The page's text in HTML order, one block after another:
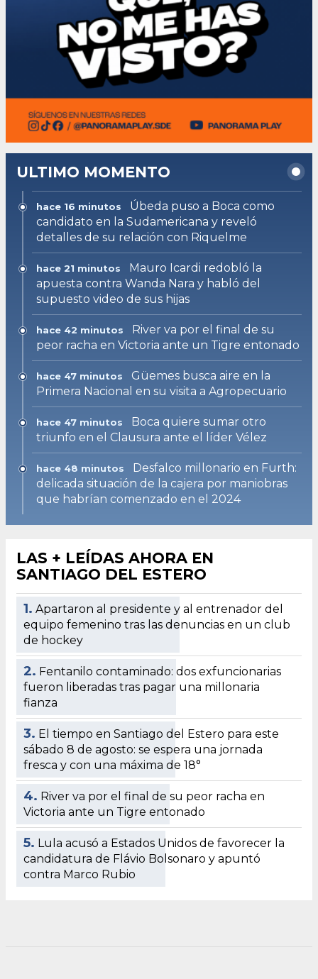
ULTIMO MOMENTO
hace 16 minutos
Úbeda puso a Boca como
candidato en la Sudamericana y reveló
detalles de su relación con Riquelme
hace 21 minutos
Mauro Icardi redobló la
apuesta contra Wanda Nara y habló del
supuesto video de sus hijas
hace 42 minutos
River va por el final de su
peor racha en Victoria ante un Tigre entonado
hace 47 minutos
Güemes busca aire en la
Primera Nacional en su visita a Agropecuario
hace 47 minutos
Boca quiere sumar otro
triunfo en el Clausura ante el líder Vélez
hace 48 minutos
Desfalco millonario en Furth:
delicada situación de la cajera por maniobras
que habrían comenzado en el 2024
LAS + LEÍDAS AHORA EN
SANTIAGO DEL ESTERO
1. Apartaron al presidente y al entrenador del
equipo femenino tras las denuncias en un club
de hockey
2. Fentanilo contaminado: dos exfuncionarias
fueron liberadas tras pagar una millonaria
fianza
3. El tiempo en Santiago del Estero para este
sábado 8 de agosto: se espera una jornada
fresca y con una máxima de 18°
4. River va por el final de su peor racha en
Victoria ante un Tigre entonado
5. Lula acusó a Estados Unidos de favorecer la
candidatura de Flávio Bolsonaro y apuntó
contra Marco Rubio